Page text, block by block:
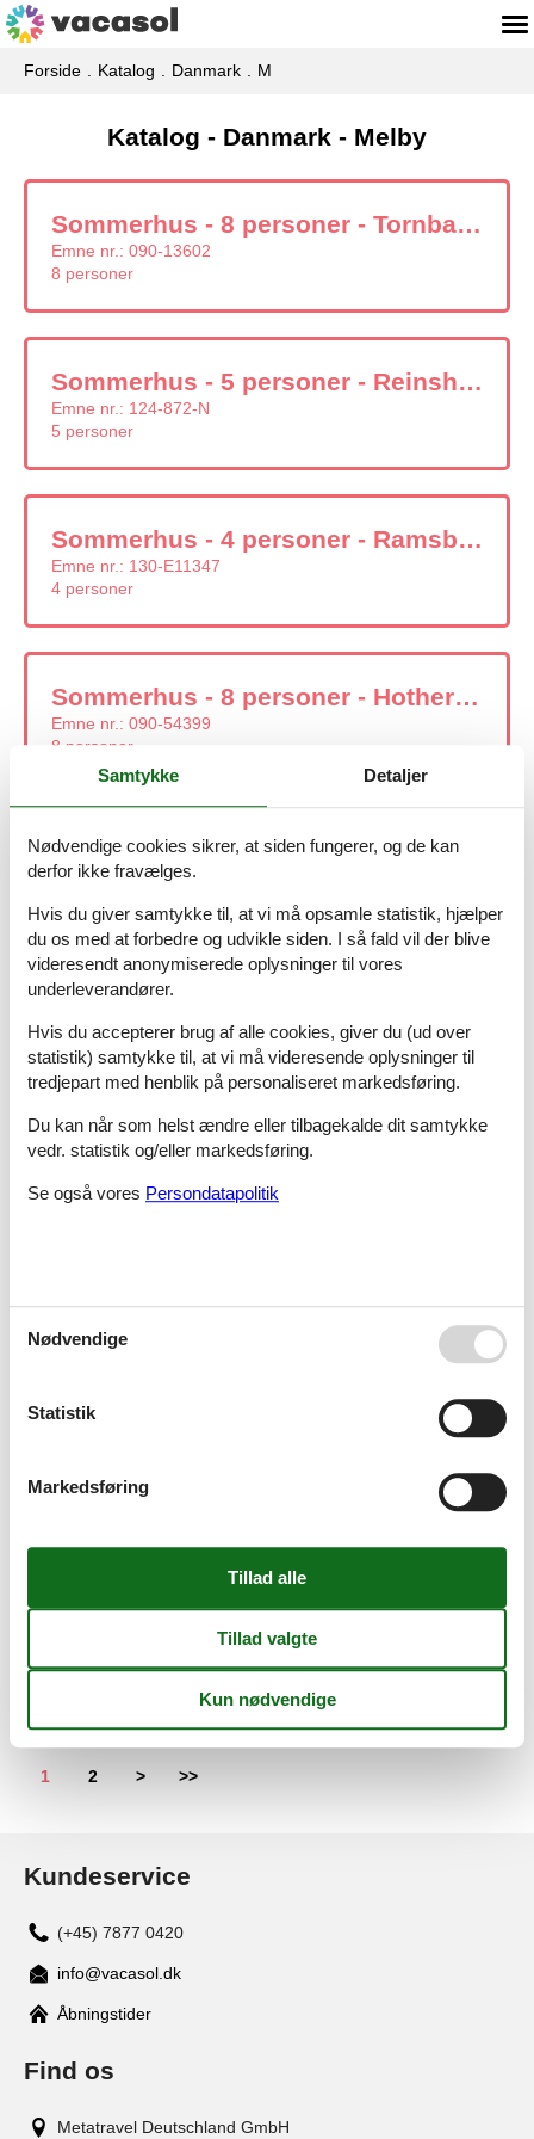
Forside Katalog Danmark M
Katalog - Danmark - Melby
Sommerhus - 8 personer - Tornbakkevej - Melby - 3370 - North And East Zealand
Emne nr.: 090-13602
8 personer
Sommerhus - 5 personer - Reinsholmvej - 3370 - Melby
Emne nr.: 124-872-N
5 personer
Sommerhus - 4 personer - Ramsbjergsvinget - 3370 - Melby
Emne nr.: 130-E11347
4 personer
Sommerhus - 8 personer - Hothersvej - Melby - 3370 - North And East Zealand
Emne nr.: 090-54399
8 personer
Sommerhus - 8 personer - Risesvej - 3370 - Melby
Emne nr.:548-999239057
8 personer
Emne nr.:548-999233815
6 personer
Emne nr.:090-45990
Sommerhus - 4 personer - Kragesvej - Melby - 3370 - North And East Zealand
Emne nr.:
Sommerhus - 5 personer - Risesvej - Melby - 3370 - North And East Zealand
Emne nr.:124-1670
1 2 > >>
Kundeservice
(+45) 7877 0420
info@vacasol.dk
Åbningstider
Find os
Metatravel Deutschland GmbH
Samtykke Detaljer
Nødvendige cookies sikrer, at siden fungerer, og de kan
derfor ikke fravælges.
Hvis du giver samtykke til, at vi må opsamle statistik, hjælper
du os med at forbedre og udvikle siden. I så fald vil der blive
videresendt anonymiserede oplysninger til vores
underleverandører.
Hvis du accepterer brug af alle cookies, giver du (ud over
statistik) samtykke til, at vi må videresende oplysninger til
tredjepart med henblik på personaliseret markedsføring.
Du kan når som helst ændre eller tilbagekalde dit samtykke
vedr. statistik og/eller markedsføring.
Se også vores Persondatapolitik
Nødvendige
Statistik
Markedsføring